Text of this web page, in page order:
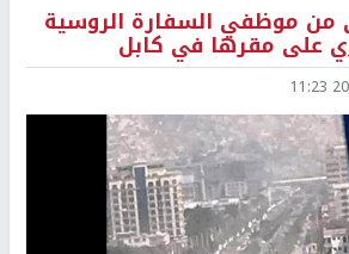
من موظفي السفارة الروسية
على مقرها في كابل